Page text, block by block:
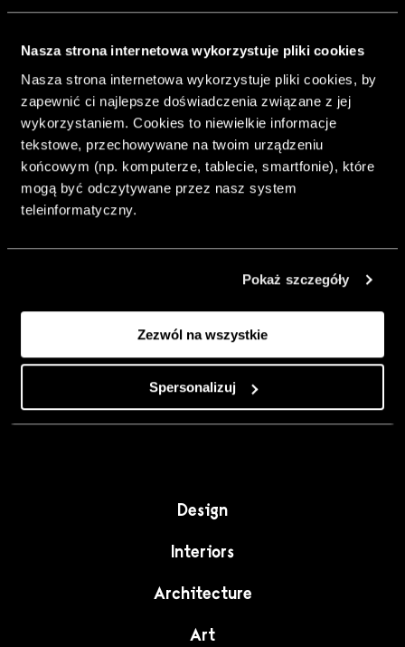
Nasza strona internetowa wykorzystuje pliki cookies
Nasza strona internetowa wykorzystuje pliki cookies, by
zapewnić ci najlepsze doświadczenia związane z jej
wykorzystaniem. Cookies to niewielkie informacje
tekstowe, przechowywane na twoim urządzeniu
końcowym (np. komputerze, tablecie, smartfonie), które
mogą być odczytywane przez nasz system
teleinformatyczny.
Pokaż szczegóły
Zezwól na wszystkie
Spersonalizuj
& Living 40 "A
Yours. Dare to
craft as the
starting point for
interiors full of
character."
Design
Interiors
Architecture
Art